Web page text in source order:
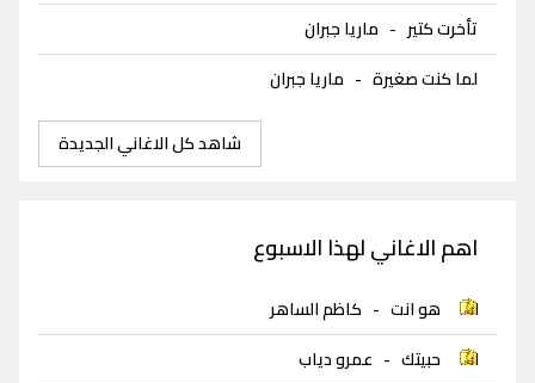
تأخرت كتير - ماريا جبران
لما كنت صغيرة - ماريا جبران
شاهد كل الاغاني الجديدة
اهم الاغاني لهذا الاسبوع
هو انت - كاظم الساهر
حبيتك - عمرو دياب